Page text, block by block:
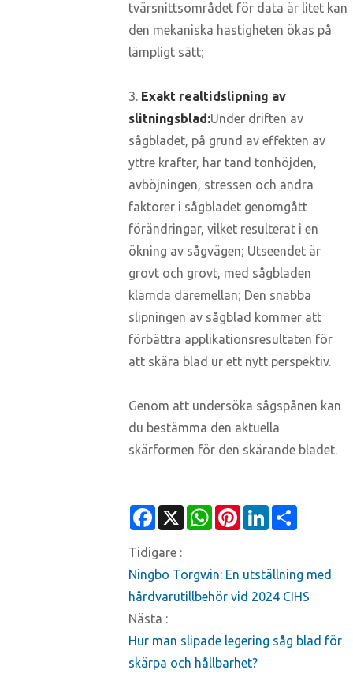
tvärsnittsområdet för data är litet kan
den mekaniska hastigheten ökas på
lämpligt sätt;
3. Exakt realtidslipning av
slitningsblad:Under driften av
sågbladet, på grund av effekten av
yttre krafter, har tand tonhöjden,
avböjningen, stressen och andra
faktorer i sågbladet genomgått
förändringar, vilket resulterat i en
ökning av sågvägen; Utseendet är
grovt och grovt, med sågbladen
klämda däremellan; Den snabba
slipningen av sågblad kommer att
förbättra applikationsresultaten för
att skära blad ur ett nytt perspektiv.
Genom att undersöka sågspånen kan
du bestämma den aktuella
skärformen för den skärande bladet.
Facebook
X WhatsAppPinterestLinkedIn
Tidigare :
Ningbo Torgwin: En utställning med
hårdvarutillbehör vid 2024 CIHS
Nästa :
Hur man slipade legering såg blad för
skärpa och hållbarhet?